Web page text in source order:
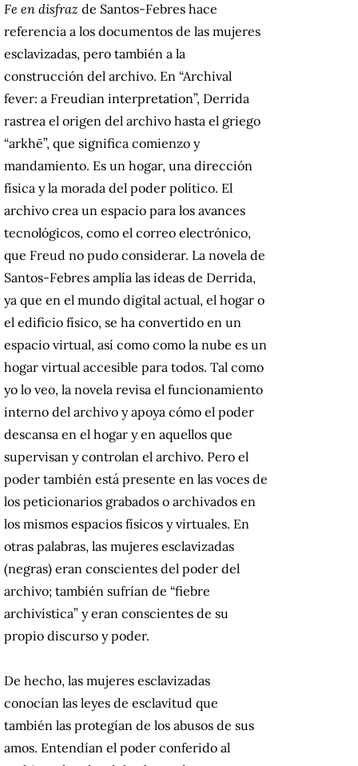
Fe en disfraz de Santos-Febres hace
referencia a los documentos de las mujeres
esclavizadas, pero también a la
construcción del archivo. En “Archival
fever: a Freudian interpretation”, Derrida
rastrea el origen del archivo hasta el griego
“arkhē”, que significa comienzo y
mandamiento. Es un hogar, una dirección
física y la morada del poder político. El
archivo crea un espacio para los avances
tecnológicos, como el correo electrónico,
que Freud no pudo considerar. La novela de
Santos-Febres amplía las ideas de Derrida,
ya que en el mundo digital actual, el hogar o
el edificio físico, se ha convertido en un
espacio virtual, así como como la nube es un
hogar virtual accesible para todos. Tal como
yo lo veo, la novela revisa el funcionamiento
interno del archivo y apoya cómo el poder
descansa en el hogar y en aquellos que
supervisan y controlan el archivo. Pero el
poder también está presente en las voces de
los peticionarios grabados o archivados en
los mismos espacios físicos y virtuales. En
otras palabras, las mujeres esclavizadas
(negras) eran conscientes del poder del
archivo; también sufrían de “fiebre
archivística” y eran conscientes de su
propio discurso y poder.
De hecho, las mujeres esclavizadas
conocían las leyes de esclavitud que
también las protegían de los abusos de sus
amos. Entendían el poder conferido al